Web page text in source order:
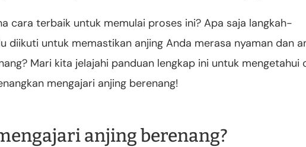
cara terbaik untuk memulai proses ini? Apa saja langkah-
diikuti untuk memastikan anjing Anda merasa nyaman dan
Mari kita jelajahi panduan lengkap ini untuk mengetahui
mengajari anjing berenang!
anjing berenang?